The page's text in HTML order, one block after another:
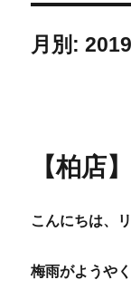
月別:
【柏店
こんにちは、
梅雨がようや